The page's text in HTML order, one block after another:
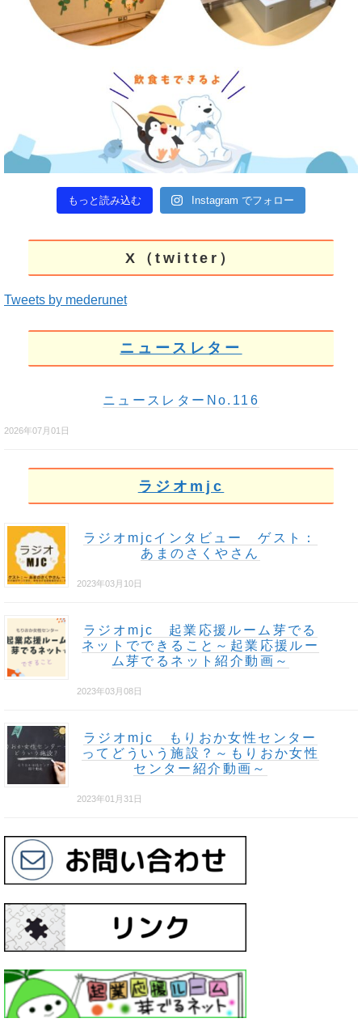
もっと読み込む Instagram でフォロー
X（twitter）
Tweets by mederunet
ニュースレター
ニュースレターNo.116
2026年07月01日
ラジオmjc
ラジオmjcインタビュー ゲスト：
あまのさくやさん
2023年03月10日
ラジオmjc 起業応援ルーム芽でる
ネットでできること～起業応援ルー
ム芽でるネット紹介動画～
2023年03月08日
ラジオmjc もりおか女性センター
ってどういう施設？～もりおか女性
センター紹介動画～
2023年01月31日